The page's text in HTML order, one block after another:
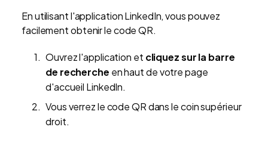
En utilisant l'application LinkedIn, vous pouvez
facilement obtenir le code QR.
Ouvrez l'application et cliquez sur la barre
de recherche en haut de votre page
d'accueil LinkedIn.
Vous verrez le code QR dans le coin supérieur
droit.